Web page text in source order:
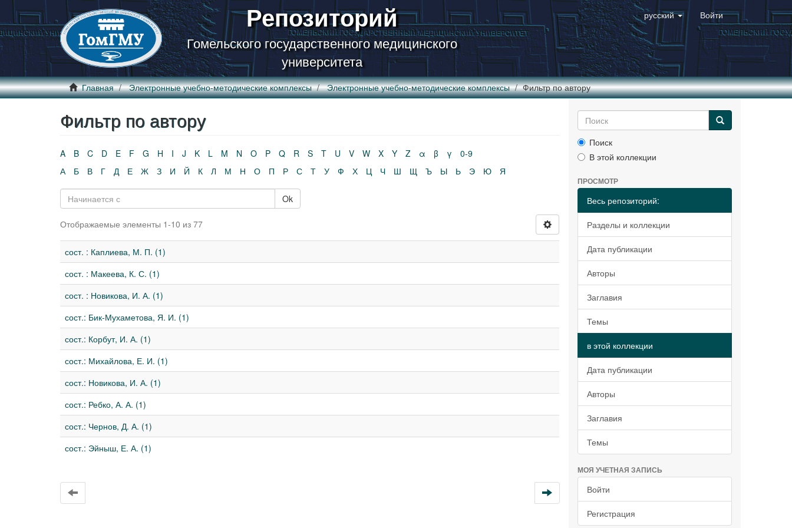
Репозиторий
Гомельского государственного медицинского
университета
русский Войти
Главная Электронные учебно-методические комплексы Электронные учебно-методические комплексы Фильтр по автору
Фильтр по автору
A B C D E F G H I J K L M N O P Q R S T U V W X Y Z α β γ
0-9
А
Б В Г Д Е Ж З И Й К Л М Н О П Р С Т У Ф Х Ц Ч Ш Щ Ъ Ы Ь Э Ю Я
Ok
Отображаемые элементы 1-10 из 77
сост. : Каплиева, М. П. (1)
сост. : Макеева, К. С. (1)
сост. : Новикова, И. А. (1)
сост.: Бик-Мухаметова, Я. И. (1)
сост.: Корбут, И. А. (1)
сост.: Михайлова, Е. И. (1)
сост.: Новикова, И. А. (1)
сост.: Ребко, А. А. (1)
сост.: Чернов, Д. А. (1)
сост.: Эйныш, Е. А. (1)
Поиск
В этой коллекции
ПРОСМОТР
Весь репозиторий:
Разделы и коллекции
Дата публикации
Авторы
Заглавия
Темы
в этой коллекции
Дата публикации
Авторы
Заглавия
Темы
МОЯ УЧЕТНАЯ ЗАПИСЬ
Войти
Регистрация